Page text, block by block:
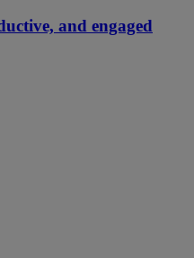
and engaged